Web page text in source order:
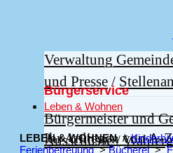
Verwaltung
und Presse /
Bürgermeister und
Ausschüsse/
Bürgerservice
Ihr Anliegen von A-Z
Leben & Wohnen
LEBEN & WOHNEN/
Ferienbetreuung>Bücherei>